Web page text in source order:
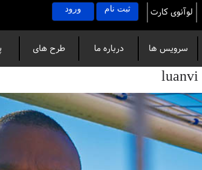
لوآنوی کارت ثبت نام ورود
سرویس ها درباره ما
طرح های